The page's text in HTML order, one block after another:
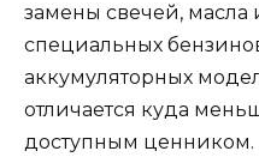
замены свечей, масла
специальных
аккумуляторных
отличается куда
доступным ценником.